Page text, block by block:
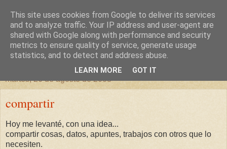
un sitio diferente
una casa para crecer, un castillo para soñar
martes, 26 de agosto de 2008
compartir
Hoy me levanté, con una idea...
compartir cosas, datos, apuntes, trabajos con otros que lo
necesiten.
This site uses cookies from Google to deliver its services
and to analyze traffic. Your IP address and user-agent are
shared with Google along with performance and security
metrics to ensure quality of service, generate usage
statistics, and to detect and address abuse.
LEARN MORE GOT IT